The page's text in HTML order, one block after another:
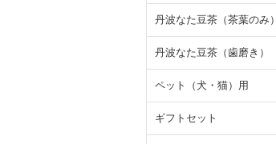
丹波なた豆茶（茶葉のみ）
丹波なた豆茶（歯磨き）
ペット（犬・猫）用
ギフトセット